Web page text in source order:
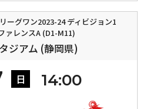
ーグワン2023-24 ディビジョン1
ァレンスA (D1-M11)
ジアム (静岡県)
日 14:00